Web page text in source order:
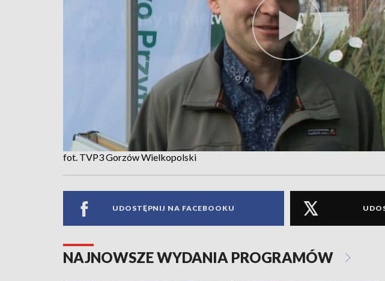
fot. TVP3 Gorzów Wielkopolski
UDOSTĘPNIJ NA FACEBOOKU
NAJNOWSZE WYDANIA PROGRAMÓW